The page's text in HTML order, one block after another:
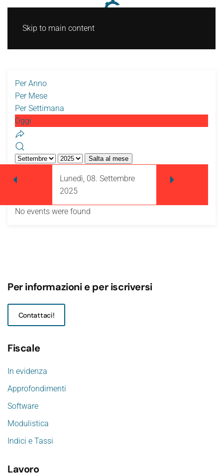
Skip to main content
Per Anno
Per Mese
Per Settimana
Oggi
Salta al mese
Lunedì, 08. Settembre
2025
No events were found
Per informazioni e per iscriversi
Contattaci!
Fiscale
In evidenza
Approfondimenti
Software
Modulistica
Indici e Tassi
Lavoro